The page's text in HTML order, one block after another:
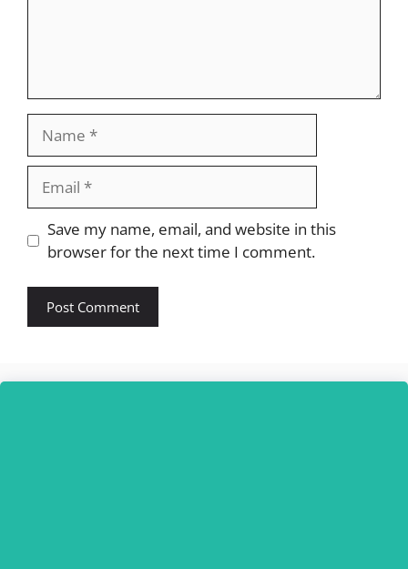
Website
Save my name, email, and website in this
browser for the next time I comment.